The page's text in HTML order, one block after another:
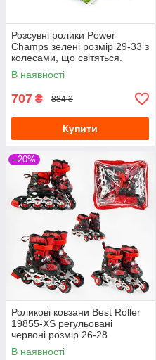
Розсувні ролики Power
Champs зелені розмір 29-33 з
колесами, що світяться.
В наявності
707 ₴ 884 ₴
Купити
–20%
Роликові ковзани Best Roller
19855-XS регульовані
червоні розмір 26-28
В наявності